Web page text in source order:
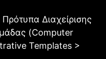
Διαχείρισης
(Computer
Templates >